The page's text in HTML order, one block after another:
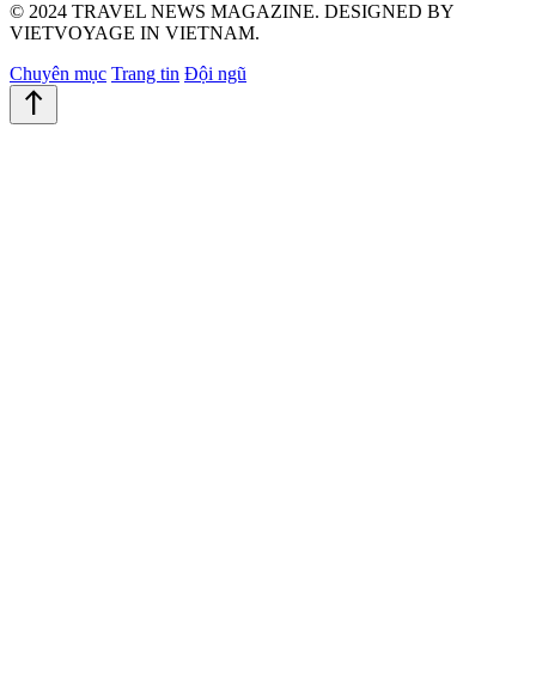
© 2024 TRAVEL NEWS MAGAZINE. DESIGNED BY
VIETVOYAGE IN VIETNAM.
Chuyên mục Trang tin Đội ngũ
north